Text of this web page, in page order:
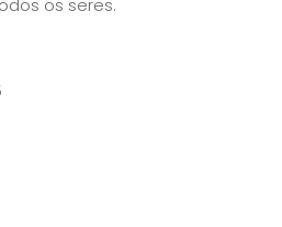
os seres.